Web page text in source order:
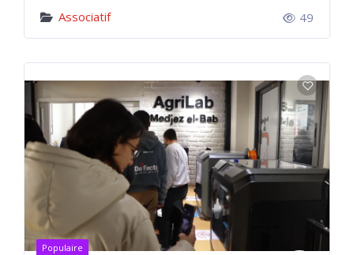
Associatif 49
Populaire